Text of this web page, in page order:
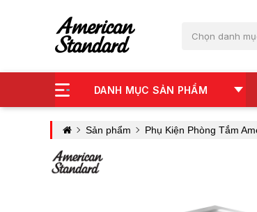
DANH MỤC SẢN PHẨM
Sản phẩm Phụ Kiện Phòng Tắm